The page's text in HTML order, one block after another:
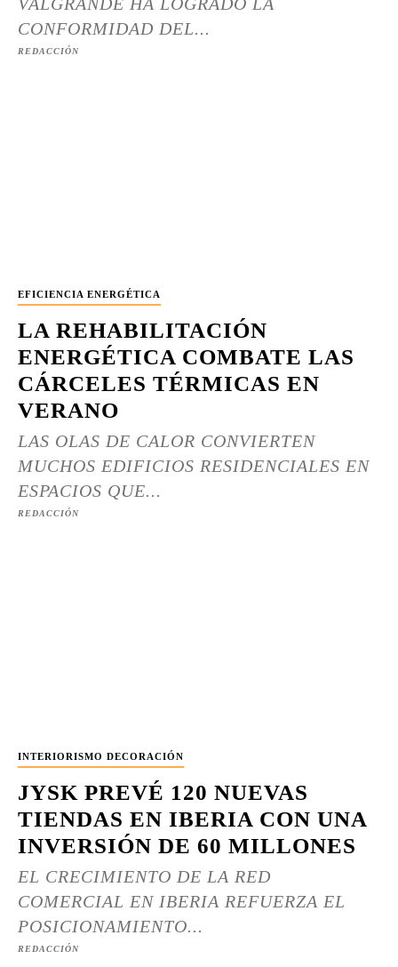
CONFORMIDAD DEL...
REDACCIÓN
EFICIENCIA ENERGÉTICA
LA REHABILITACIÓN
ENERGÉTICA COMBATE LAS
CÁRCELES TÉRMICAS EN
VERANO
LAS OLAS DE CALOR CONVIERTEN
MUCHOS EDIFICIOS RESIDENCIALES EN
ESPACIOS QUE...
REDACCIÓN
INTERIORISMO DECORACIÓN
JYSK PREVÉ 120 NUEVAS
TIENDAS EN IBERIA CON UNA
INVERSIÓN DE 60 MILLONES
EL CRECIMIENTO DE LA RED
COMERCIAL EN IBERIA REFUERZA EL
POSICIONAMIENTO...
REDACCIÓN